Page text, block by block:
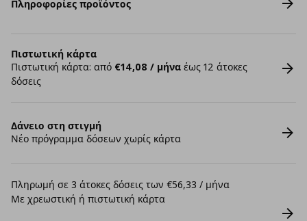
Πληροφορίες προϊόντος
Πιστωτική κάρτα
Πιστωτική κάρτα: από €14,08 / μήνα έως 12 άτοκες
δόσεις
Δάνειο στη στιγμή
Νέο πρόγραμμα δόσεων χωρίς κάρτα
Πληρωμή σε 3 άτοκες δόσεις των €56,33 / μήνα
Με χρεωστική ή πιστωτική κάρτα